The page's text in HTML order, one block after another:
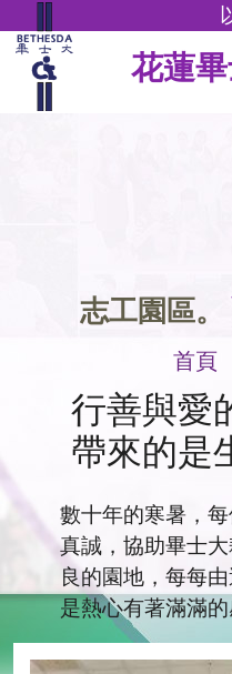
花蓮
志工園區。
首頁
行善與愛
帶來的是
數十年的寒暑，每
真誠，協助畢士
良的園地，每每
是熱心有著滿滿的